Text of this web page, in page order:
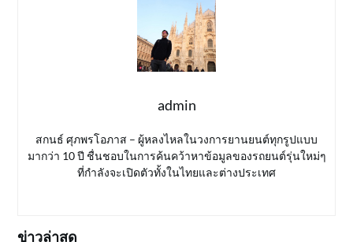
admin
สกนธ์ ศุภพรโอภาส – ผู้หลงไหลในวงการยานยนต์ทุกรูปแบบ
มากว่า 10 ปี ชื่นชอบในการค้นคว้าหาข้อมูลของรถยนต์รุ่นใหม่ๆ
ที่กำลังจะเปิดตัวทั้งในไทยและต่างประเทศ
ข่าวล่าสุด